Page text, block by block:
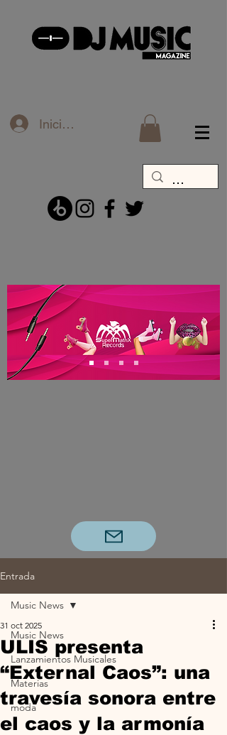
Iniciar sesión
Entrada
Music News
Lanzamientos Musicales
Materias
moda
Music News
ULIS presenta
“External Caos”: una
travesía sonora entre
el caos y la armonía
31 oct 2025